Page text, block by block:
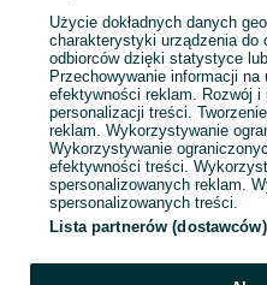
Zadzwoń / SMS
Użycie dokładnych danych
charakterystyki urządzenia do
odbiorców dzięki statystyce
Przechowywanie informacji
efektywności reklam. Rozwój i
personalizacji treści.
reklam. Wykorzystywanie
Wykorzystywanie
efektywności treści.
spersonalizowanych reklam.
spersonalizowanych treści.
Lista partnerów (dostawców)